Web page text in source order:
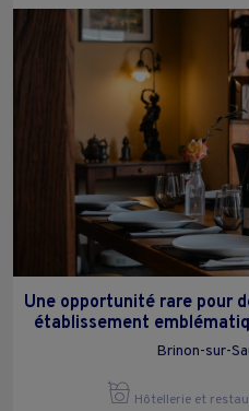
Une opportunité rare pour
établissement
Brinon-sur-
Hôtellerie et